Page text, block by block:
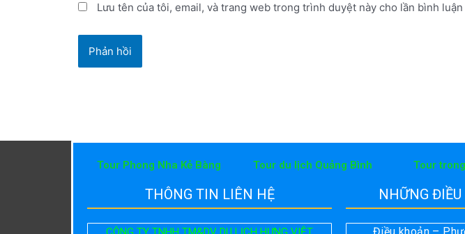
Lưu tên của tôi, email, và trang web trong trình duyệt này cho lần bình
Tour Phong Nha Kẻ Bàng Tour du lịch Quảng Bình Tour
THÔNG TIN LIÊN HỆ NHỮNG